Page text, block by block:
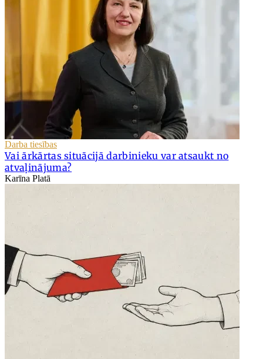
Darba tiesības
Vai ārkārtas situācijā darbinieku var atsaukt no
atvaļinājuma?
Karīna Platā